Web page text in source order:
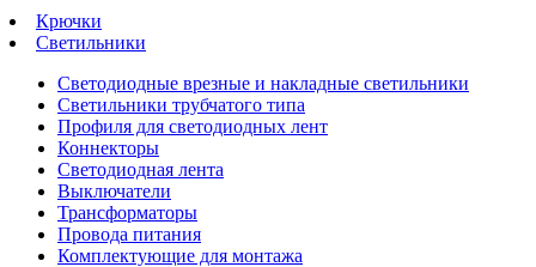
Крючки
Светильники
Светодиодные врезные и накладные светильники
Светильники трубчатого типа
Профиля для светодиодных лент
Коннекторы
Светодиодная лента
Выключатели
Трансформаторы
Провода питания
Комплектующие для монтажа